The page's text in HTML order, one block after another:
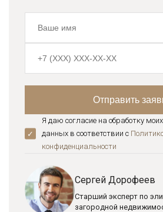
Я даю согласие на обработку
данных в соответствии с
конфиденциальноcти
Сергей Дорофеев
Старший эксперт по
загородной